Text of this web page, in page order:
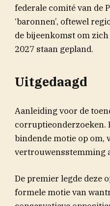
federale comité van de
‘baronnen’, oftewel
de bijeenkomst om
2027 staan gepland.
Uitgedaagd
Aanleiding voor de
corruptieonderzoeken.
bindende motie op om,
vertrouwensstemming
De premier legde deze
formele motie van